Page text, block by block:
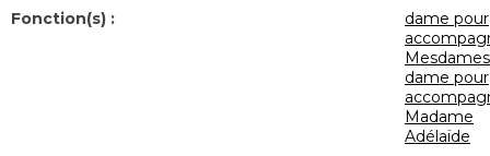
Fonction(s) :
dame pour
Mesdames
dame pour
Madame
Adélaïde